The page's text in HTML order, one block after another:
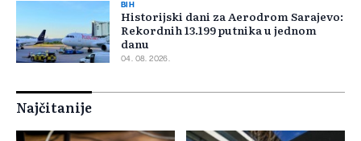
BIH
Historijski dani za Aerodrom Sarajevo:
Rekordnih 13.199 putnika u jednom
danu
04. 08. 2026.
Najčitanije